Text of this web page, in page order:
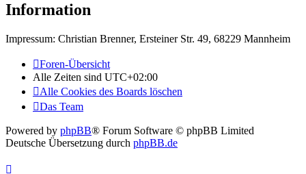
Information
Impressum: Christian Brenner, Ersteiner Str. 49, 68229 Mannheim
Foren-Übersicht
Alle Zeiten sind UTC+02:00
Alle Cookies des Boards löschen
Das Team
Powered by phpBB® Forum Software © phpBB Limited
Deutsche Übersetzung durch phpBB.de